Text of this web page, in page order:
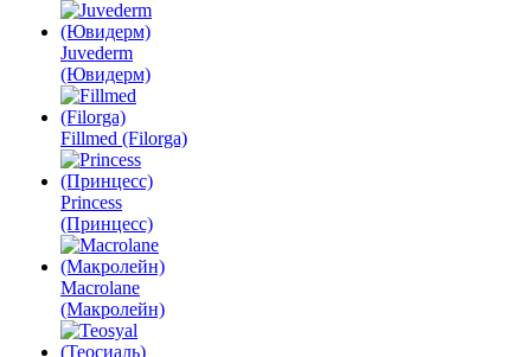
Juvederm
(Ювидерм)
Fillmed (Filorga)
Princess
(Принцесс)
Macrolane
(Макролейн)